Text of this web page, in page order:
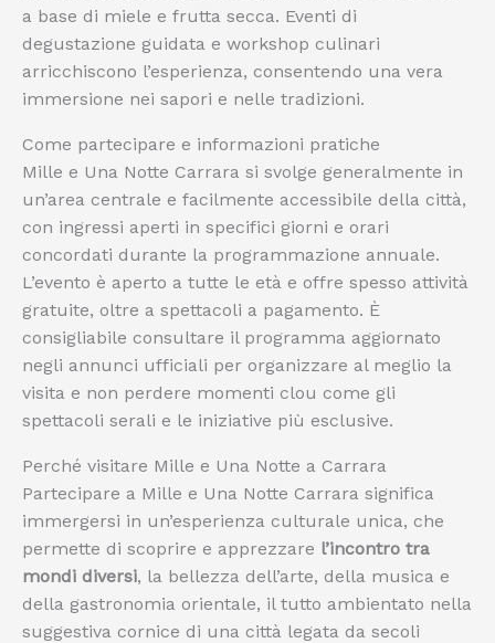
a base di miele e frutta secca. Eventi di
degustazione guidata e workshop culinari
arricchiscono l’esperienza, consentendo una vera
immersione nei sapori e nelle tradizioni.
Come partecipare e informazioni pratiche
Mille e Una Notte Carrara si svolge generalmente in
un’area centrale e facilmente accessibile della città,
con ingressi aperti in specifici giorni e orari
concordati durante la programmazione annuale.
L’evento è aperto a tutte le età e offre spesso attività
gratuite, oltre a spettacoli a pagamento. È
consigliabile consultare il programma aggiornato
negli annunci ufficiali per organizzare al meglio la
visita e non perdere momenti clou come gli
spettacoli serali e le iniziative più esclusive.
Perché visitare Mille e Una Notte a Carrara
Partecipare a Mille e Una Notte Carrara significa
immergersi in un’esperienza culturale unica, che
permette di scoprire e apprezzare l’incontro tra
mondi diversi, la bellezza dell’arte, della musica e
della gastronomia orientale, il tutto ambientato nella
suggestiva cornice di una città legata da secoli